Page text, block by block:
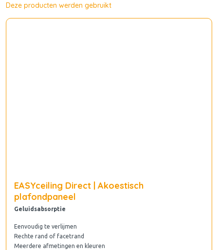
Deze producten werden gebruikt
EASYceiling Direct | Akoestisch
plafondpaneel
Geluidsabsorptie
Eenvoudig te verlijmen
Rechte rand of facetrand
Meerdere afmetingen en kleuren